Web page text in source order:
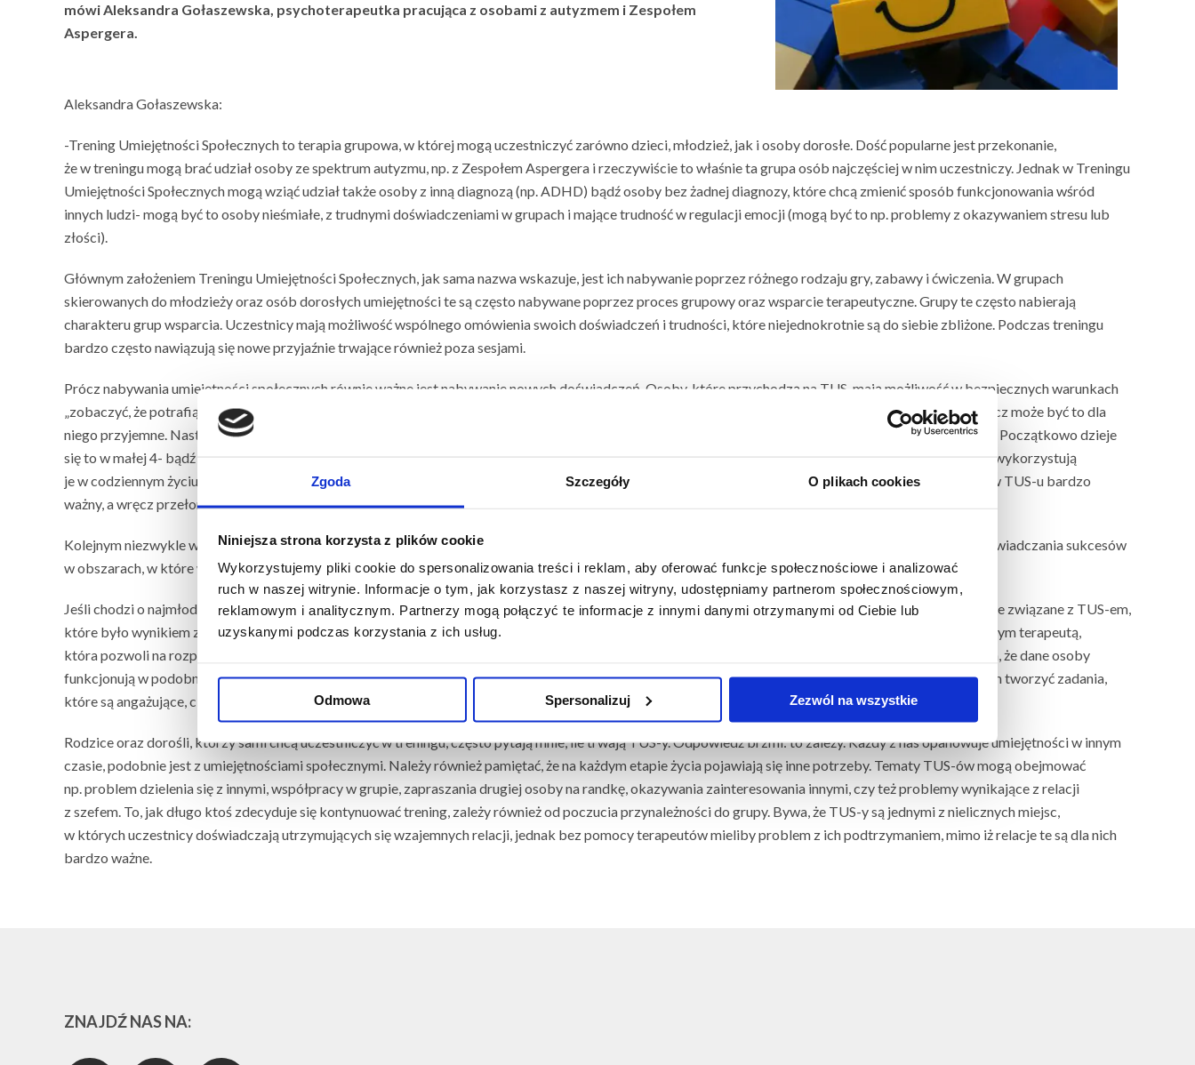
Zgoda Szczegóły O plikach cookies
Niniejsza strona korzysta z plików cookie
Wykorzystujemy pliki cookie do spersonalizowania treści i reklam, aby oferować funkcje społecznościowe i analizować
ruch w naszej witrynie. Informacje o tym, jak korzystasz z naszej witryny, udostępniamy partnerom społecznościowym,
reklamowym i analitycznym. Partnerzy mogą połączyć te informacje z innymi danymi otrzymanymi od Ciebie lub
uzyskanymi podczas korzystania z ich usług.
Odmowa Spersonalizuj Zezwól na wszystkie
mówi Aleksandra Gołaszewska, psychoterapeutka pracująca z osobami z autyzmem i Zespołem
Aspergera.
Aleksandra Gołaszewska:
-Trening Umiejętności Społecznych to terapia grupowa, w której mogą uczestniczyć zarówno dzieci, młodzież, jak i osoby dorosłe. Dość popularne jest przekonanie,
że w treningu mogą brać udział osoby ze spektrum autyzmu, np. z Zespołem Aspergera i rzeczywiście to właśnie ta grupa osób najczęściej w nim uczestniczy. Jednak w Treningu
Umiejętności Społecznych mogą wziąć udział także osoby z inną diagnozą (np. ADHD) bądź osoby bez żadnej diagnozy, które chcą zmienić sposób funkcjonowania wśród
innych ludzi- mogą być to osoby nieśmiałe, z trudnymi doświadczeniami w grupach i mające trudność w regulacji emocji (mogą być to np. problemy z okazywaniem stresu lub
złości).
Głównym założeniem Treningu Umiejętności Społecznych, jak sama nazwa wskazuje, jest ich nabywanie poprzez różnego rodzaju gry, zabawy i ćwiczenia. W grupach
skierowanych do młodzieży oraz osób dorosłych umiejętności te są często nabywane poprzez proces grupowy oraz wsparcie terapeutyczne. Grupy te często nabierają
charakteru grup wsparcia. Uczestnicy mają możliwość wspólnego omówienia swoich doświadczeń i trudności, które niejednokrotnie są do siebie zbliżone. Podczas treningu
bardzo często nawiązują się nowe przyjaźnie trwające również poza sesjami.
Prócz nabywania umiejętności społecznych równie ważne jest nabywanie nowych doświadczeń. Osoby, które przychodzą na TUS, mają możliwość w bezpiecznych warunkach
„zobaczyć, że potrafią”. To również dotyczy wszystkich grup wiekowych. Małe dziecko uświadamia sobie, że potrafi ustąpić i nic złego się nie dzieje, a wręcz może być to dla
niego przyjemne. Nastolatek przekonuje się, że potrafi podejść do nowo poznanej osoby i zainicjować rozmowę, a dorosły, że potrafi zabrać głos na forum. Początkowo dzieje
się to w małej 4- bądź 6-osobowej grupie, z pomocą i opieką terapeutów. Jednak później uczestnicy wynoszą swoje doświadczenia poza salę treningową i wykorzystują
je w codziennym życiu. Z moich obserwacji, jako prowadzącej i psychoterapeutki wynika, że właśnie moment „zobaczenia, że potrafię” jest dla uczestników TUS-u bardzo
ważny, a wręcz przełomowy.
Kolejnym niezwykle ważnym aspektem TUS-u jest wpływ na samoocenę uczestników. Podczas treningu mają oni okazje do poznawania nowych osób, doświadczania sukcesów
w obszarach, w które wcześniej wątpili oraz otrzymują konkretne narzędzia dające im poczucie bezpieczeństwa.
Jeśli chodzi o najmłodszych, niestety zdarzyło mi się kilkukrotnie usłyszeć od małego pacjenta bądź jego rodzica- że dziecko ma za sobą złe doświadczenie związane z TUS-em,
które było wynikiem złego doboru grupy. Dlatego w Intrze zapisując siebie lub dziecko na TUS, potencjalni uczestnicy odbywają konsultację z prowadzącym terapeutą,
która pozwoli na rozpoznanie jego potrzeb oraz oczekiwań. Ta sama procedura dotyczy osób z diagnozami (dwie identyczne diagnozy nie świadczą o tym, że dane osoby
funkcjonują w podobny sposób i powinny znaleźć się w jednej grupie). Prawidłowy dobór grupy pozwala uczestnikom czuć się bezpiecznie, a prowadzącym tworzyć zadania,
które są angażujące, ciekawe i możliwe do wykonania dla wszystkich.
Rodzice oraz dorośli, którzy sami chcą uczestniczyć w treningu, często pytają mnie, ile trwają TUS-y. Odpowiedź brzmi: to zależy. Każdy z nas opanowuje umiejętności w innym
czasie, podobnie jest z umiejętnościami społecznymi. Należy również pamiętać, że na każdym etapie życia pojawiają się inne potrzeby. Tematy TUS-ów mogą obejmować
np. problem dzielenia się z innymi, współpracy w grupie, zapraszania drugiej osoby na randkę, okazywania zainteresowania innymi, czy też problemy wynikające z relacji
z szefem. To, jak długo ktoś zdecyduje się kontynuować trening, zależy również od poczucia przynależności do grupy. Bywa, że TUS-y są jednymi z nielicznych miejsc,
w których uczestnicy doświadczają utrzymujących się wzajemnych relacji, jednak bez pomocy terapeutów mieliby problem z ich podtrzymaniem, mimo iż relacje te są dla nich
bardzo ważne.
ZNAJDŹ NAS NA: